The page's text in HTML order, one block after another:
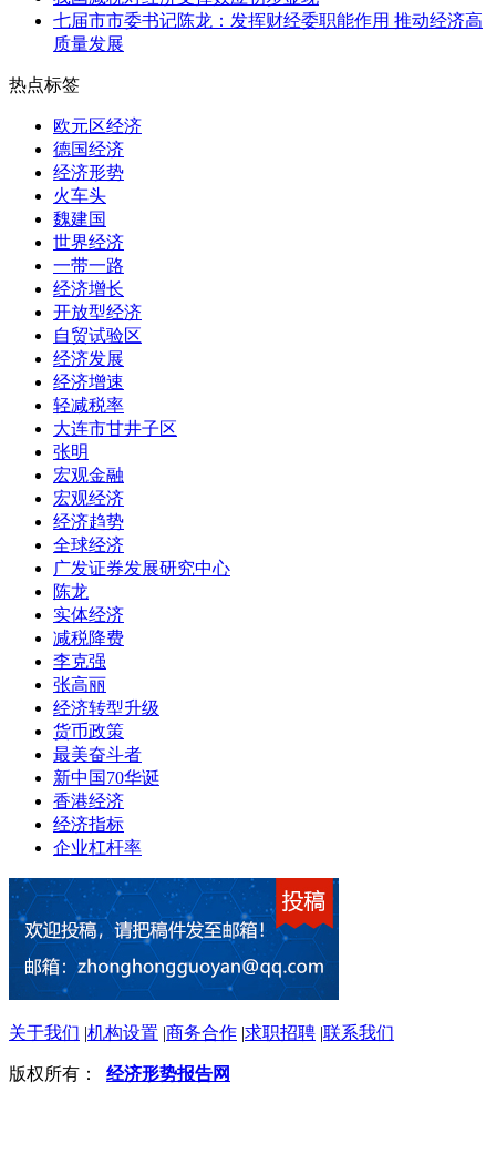
七届市市委书记陈龙：发挥财经委职能作用 推动经济高
质量发展
热点标签
欧元区经济
德国经济
经济形势
火车头
魏建国
世界经济
一带一路
经济增长
开放型经济
自贸试验区
经济发展
经济增速
轻减税率
大连市甘井子区
张明
宏观金融
宏观经济
经济趋势
全球经济
广发证券发展研究中心
陈龙
实体经济
减税降费
李克强
张高丽
经济转型升级
货币政策
最美奋斗者
新中国70华诞
香港经济
经济指标
企业杠杆率
关于我们 |机构设置 |商务合作 |求职招聘 |联系我们
版权所有： 经济形势报告网